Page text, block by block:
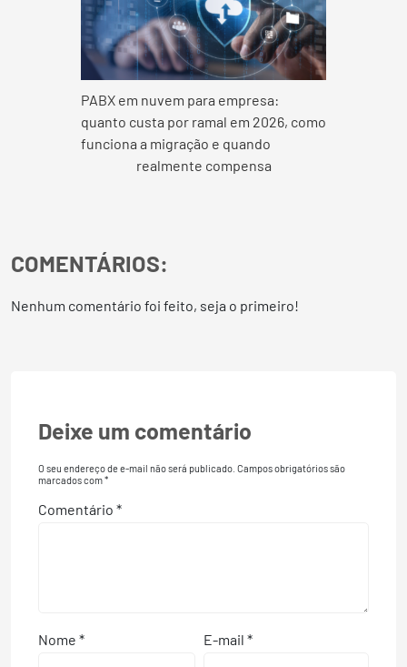
PABX em nuvem para empresa:
quanto custa por ramal em 2026, como
funciona a migração e quando
realmente compensa
COMENTÁRIOS:
Nenhum comentário foi feito, seja o primeiro!
Deixe um comentário
O seu endereço de e-mail não será publicado. Campos obrigatórios são
marcados com*
Comentário *
Nome * E-mail *